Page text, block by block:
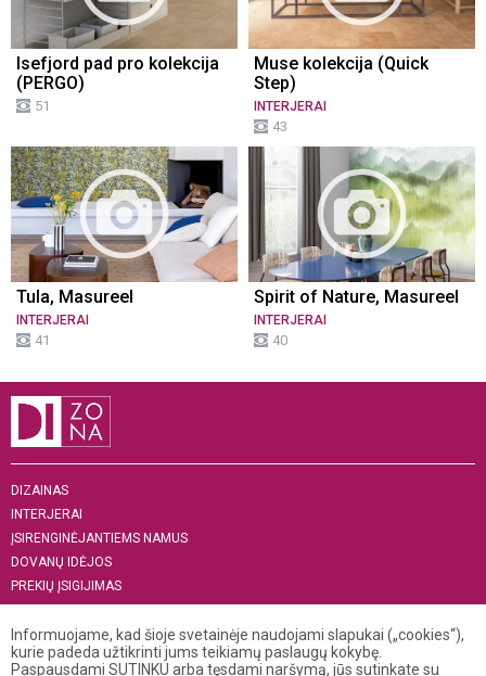
Isefjord pad pro kolekcija
(PERGO)
51
Muse kolekcija (Quick
Step)
INTERJERAI
43
Tula, Masureel
INTERJERAI
41
Spirit of Nature, Masureel
INTERJERAI
40
DIZAINAS
INTERJERAI
ĮSIRENGINĖJANTIEMS NAMUS
DOVANŲ IDĖJOS
PREKIŲ ĮSIGIJIMAS
APIE MUS
„MENAS INTERJERUI 2019“
+370 521 04 141
Informuojame, kad šioje svetainėje naudojami slapukai („cookies“),
kurie padeda užtikrinti jums teikiamų paslaugų kokybę.
Paspausdami SUTINKU arba tęsdami naršymą, jūs sutinkate su